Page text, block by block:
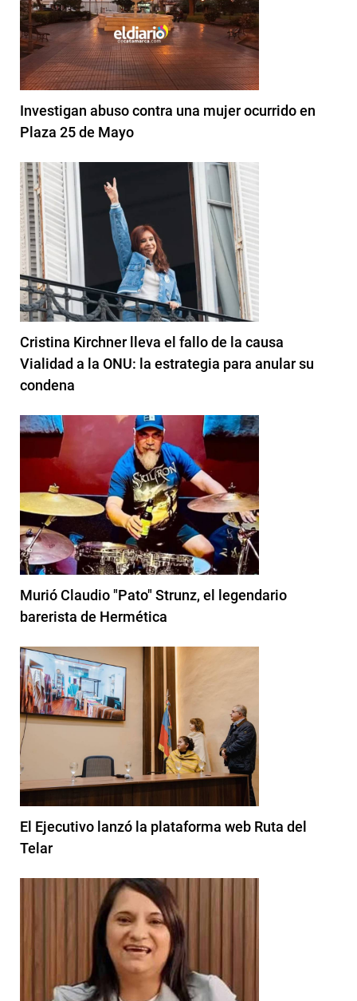
Investigan abuso contra una mujer ocurrido en
Plaza 25 de Mayo
Cristina Kirchner lleva el fallo de la causa
Vialidad a la ONU: la estrategia para anular su
condena
Murió Claudio "Pato" Strunz, el legendario
barerista de Hermética
El Ejecutivo lanzó la plataforma web Ruta del
Telar